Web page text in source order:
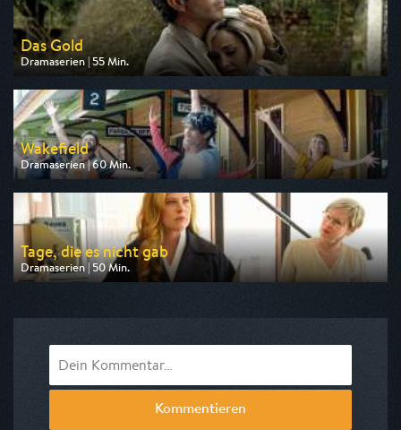
Das Gold
Dramaserien | 55 Min.
Ausgestrahlt von One
am 06.08.2026, 23:50
Wakefield
Dramaserien | 60 Min.
Ausgestrahlt von arte
am 10.08.2026, 22:40
Tage, die es nicht gab
Dramaserien | 50 Min.
Ausgestrahlt von HR
Kommentieren